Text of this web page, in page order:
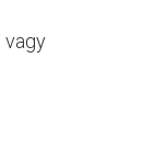
vagy